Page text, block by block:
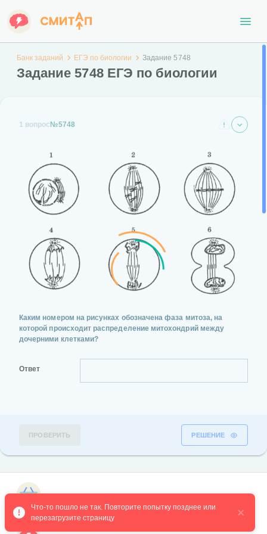
Банк заданий ЕГЭ по биологии Задание 5748
Задание 5748 ЕГЭ по биологии
1 вопрос №5748
Каким номером на рисунках обозначена фаза митоза, на
которой происходит распределение митохондрий между
дочерними клетками?
Ответ
ПРОВЕРИТЬ РЕШЕНИЕ
Что-то пошло не так. Повторите попытку позднее или
перезагрузите страницу